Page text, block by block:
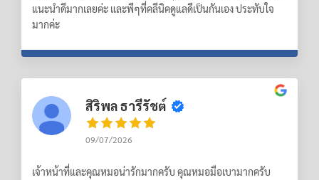
แนะนำดีมากเลยค่ะ และพีๆที่คลีนิคดูแลดีเป็นกันเอง ประทับใจ
มากค่ะ
สิริพล ธารีรัชต์
09/07/2026
เจ้าหน้าที่และคุณหมอน่ารักมากครับ คุณหมอมือเบามากครับ